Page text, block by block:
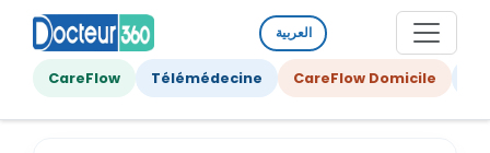
العربية
CareFlow Télémédecine CareFlow Domicile